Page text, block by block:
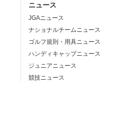
ニュース
JGAニュース
ナショナルチームニュース
ゴルフ規則・用具ニュース
ハンディキャップニュース
ジュニアニュース
競技ニュース